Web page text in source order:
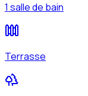
1 salle de bain
Terrasse